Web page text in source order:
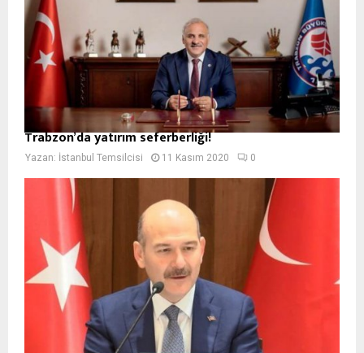
Trabzon’da yatırım seferberliği!
Yazan: İstanbul Temsilcisi 11 Kasım 2020 0